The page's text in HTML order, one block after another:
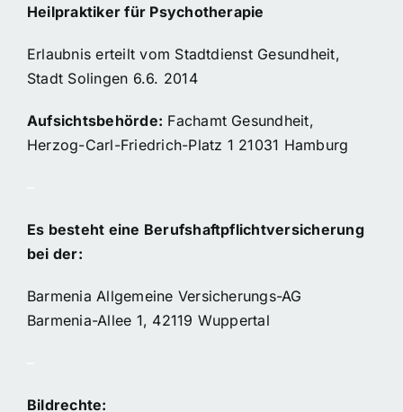
Heilpraktiker für Psychotherapie
Erlaubnis erteilt vom Stadtdienst Gesundheit,
Stadt Solingen 6.6. 2014
Aufsichtsbehörde: Fachamt Gesundheit,
Herzog-Carl-Friedrich-Platz 1 21031 Hamburg
Es besteht eine Berufshaftpflichtversicherung
bei der:
Barmenia Allgemeine Versicherungs-AG
Barmenia-Allee 1, 42119 Wuppertal
Bildrechte: